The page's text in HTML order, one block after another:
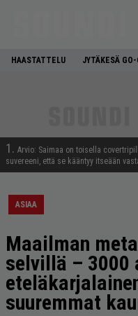
HAASTATTELU JYTÄKESÄ GO-
1. Arvio: Saimaa on toisella
suvereeni, että se kääntyy itseään
ASIAA
Maailman
selvillä – 3000
suuremmat